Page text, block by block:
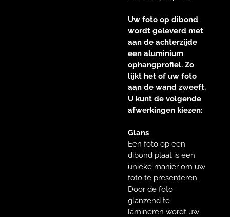
Uw foto op dibond
wordt geleverd met
aan de achterzijde
een aluminium
ophangprofiel. Zo
lijkt het of uw foto
aan de wand zweeft.
U kunt de volgende
afwerkingen kiezen:
Glans
Een foto op een
dibond plaat is een
unieke manier om uw
foto te presenteren.
Door de foto
glanzend te
lamineren wordt uw